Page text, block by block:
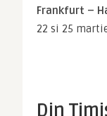
Frankfurt –
22 si 25
Din